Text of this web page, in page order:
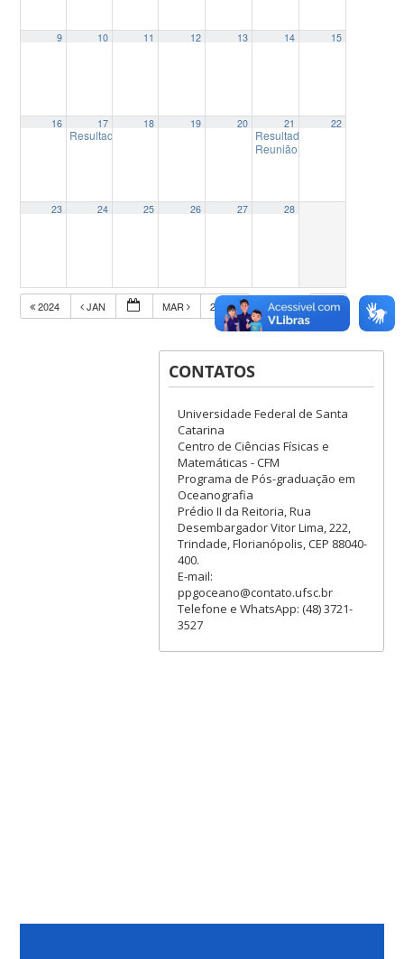
9 10 11 12 13 14 15
16 17
Resultado Preliminar – Processo Seletivo Mestrado 2025.1
18 19 20 21
Resultado Final- Processo
Reunião Colegiado
22
23 24 25 26 27 28
2024 JAN MAR 2026
CONTATOS
Universidade Federal de Santa
Catarina
Centro de Ciências Físicas e
Matemáticas - CFM
Programa de Pós-graduação em
Oceanografia
Prédio II da Reitoria, Rua
Desembargador Vitor Lima, 222,
Trindade, Florianópolis, CEP 88040-
400.
E-mail:
ppgoceano@contato.ufsc.br
Telefone e WhatsApp: (48) 3721-
3527